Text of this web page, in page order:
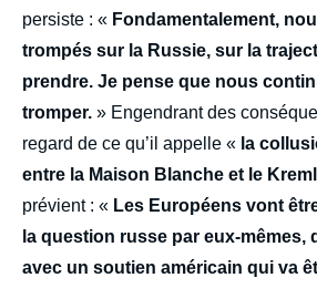
persiste : « Fondamentalement,
trompés sur la Russie, sur la
prendre. Je pense que nous
tromper. » Engendrant des
regard de ce qu’il appelle « la
entre la Maison Blanche et le
prévient : « Les Européens vont
la question russe par eux-mêmes,
avec un soutien américain qui va